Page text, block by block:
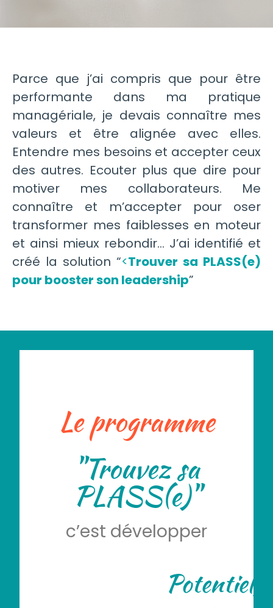
Parce que j’ai compris que pour être
performante dans ma pratique
managériale, je devais connaître mes
valeurs et être alignée avec elles.
Entendre mes besoins et accepter ceux
des autres. Ecouter plus que dire pour
motiver mes collaborateurs. Me
connaître et m’accepter pour oser
transformer mes faiblesses en moteur
et ainsi mieux rebondir… J’ai identifié et
créé la solution “<Trouver sa PLASS(e)
pour booster son leadership”
Le programme
"Trouvez sa
PLASS(e)"
c’est développer
Potentiel,